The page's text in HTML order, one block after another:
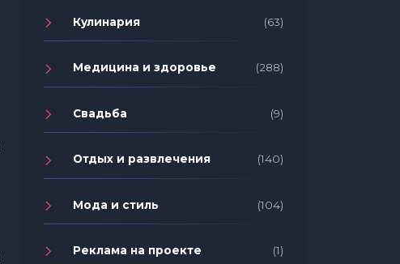
Кулинария (63)
Медицина и здоровье (288)
Свадьба (9)
Отдых и развлечения (140)
Мода и стиль (104)
Реклама на проекте (1)